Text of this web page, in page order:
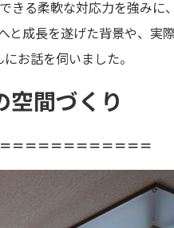
きる柔軟な対応力を強みに
と成長を遂げた背景や、実
お話を伺いました。
間づくり
＝＝＝＝＝＝＝＝＝＝＝